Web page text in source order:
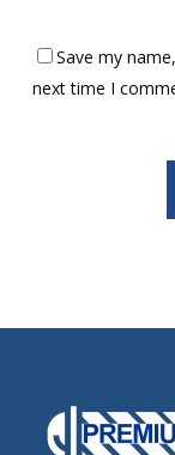
Save my
next time I